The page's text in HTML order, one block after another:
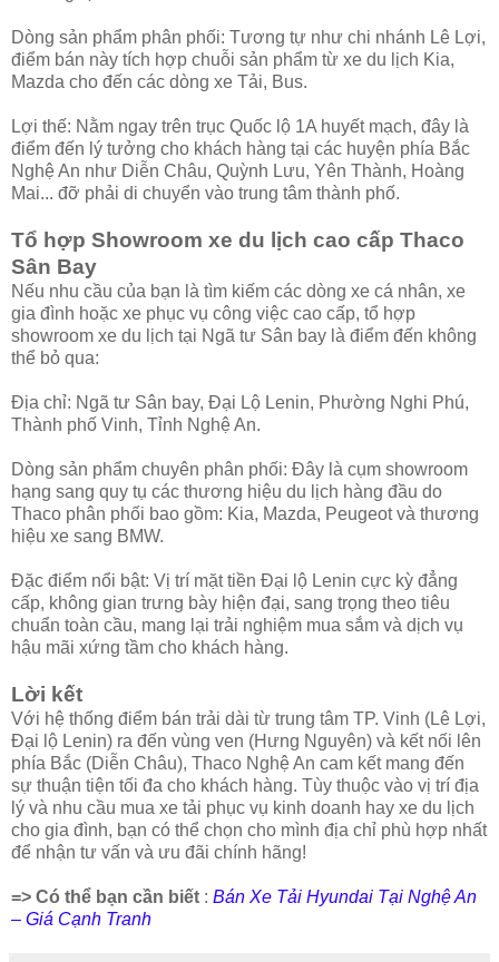
Dòng sản phẩm phân phối: Tương tự như chi nhánh Lê Lợi,
điểm bán này tích hợp chuỗi sản phẩm từ xe du lịch Kia,
Mazda cho đến các dòng xe Tải, Bus.
Lợi thế: Nằm ngay trên trục Quốc lộ 1A huyết mạch, đây là
điểm đến lý tưởng cho khách hàng tại các huyện phía Bắc
Nghệ An như Diễn Châu, Quỳnh Lưu, Yên Thành, Hoàng
Mai... đỡ phải di chuyển vào trung tâm thành phố.
Tổ hợp Showroom xe du lịch cao cấp Thaco
Sân Bay
Nếu nhu cầu của bạn là tìm kiếm các dòng xe cá nhân, xe
gia đình hoặc xe phục vụ công việc cao cấp, tổ hợp
showroom xe du lịch tại Ngã tư Sân bay là điểm đến không
thể bỏ qua:
Địa chỉ: Ngã tư Sân bay, Đại Lộ Lenin, Phường Nghi Phú,
Thành phố Vinh, Tỉnh Nghệ An.
Dòng sản phẩm chuyên phân phối: Đây là cụm showroom
hạng sang quy tụ các thương hiệu du lịch hàng đầu do
Thaco phân phối bao gồm: Kia, Mazda, Peugeot và thương
hiệu xe sang BMW.
Đặc điểm nổi bật: Vị trí mặt tiền Đại lộ Lenin cực kỳ đẳng
cấp, không gian trưng bày hiện đại, sang trọng theo tiêu
chuẩn toàn cầu, mang lại trải nghiệm mua sắm và dịch vụ
hậu mãi xứng tầm cho khách hàng.
Lời kết
Với hệ thống điểm bán trải dài từ trung tâm TP. Vinh (Lê Lợi,
Đại lộ Lenin) ra đến vùng ven (Hưng Nguyên) và kết nối lên
phía Bắc (Diễn Châu), Thaco Nghệ An cam kết mang đến
sự thuận tiện tối đa cho khách hàng. Tùy thuộc vào vị trí địa
lý và nhu cầu mua xe tải phục vụ kinh doanh hay xe du lịch
cho gia đình, bạn có thể chọn cho mình địa chỉ phù hợp nhất
để nhận tư vấn và ưu đãi chính hãng!
=> Có thể bạn cần biết : Bán Xe Tải Hyundai Tại Nghệ An
– Giá Cạnh Tranh